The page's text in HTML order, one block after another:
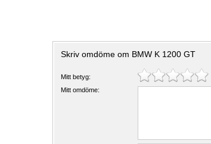
Skriv omdöme om BMW K 1200 GT
Mitt betyg:
Mitt omdöme: